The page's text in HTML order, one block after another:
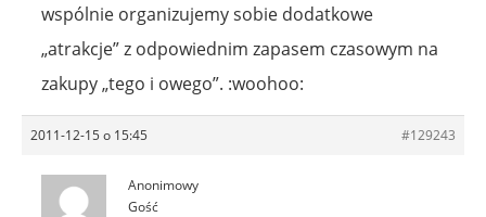
wspólnie organizujemy sobie dodatkowe
„atrakcje” z odpowiednim zapasem czasowym na
zakupy „tego i owego”. :woohoo:
2011-12-15 o 15:45 #129243
Anonimowy
Gość